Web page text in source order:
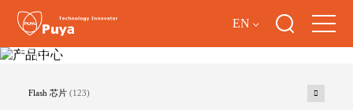
EN
产品中心
Flash 芯片 (123)